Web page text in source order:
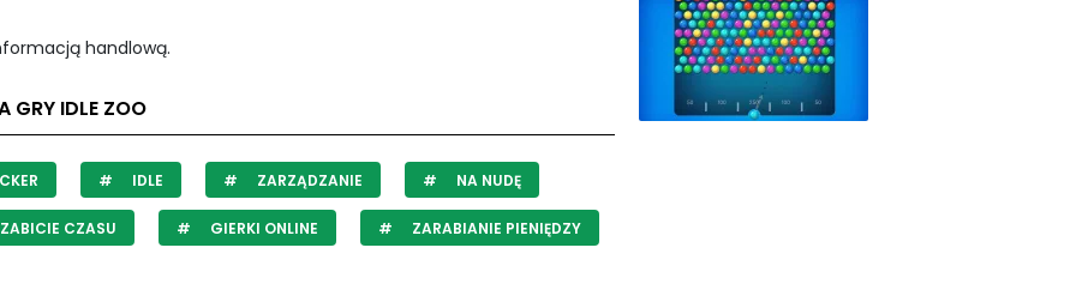
handlową.
GRY IDLE ZOO
IDLE ZARZĄDZANIE NA NUDĘ
CZASU GIERKI ONLINE ZARABIANIE PIENIĘDZY